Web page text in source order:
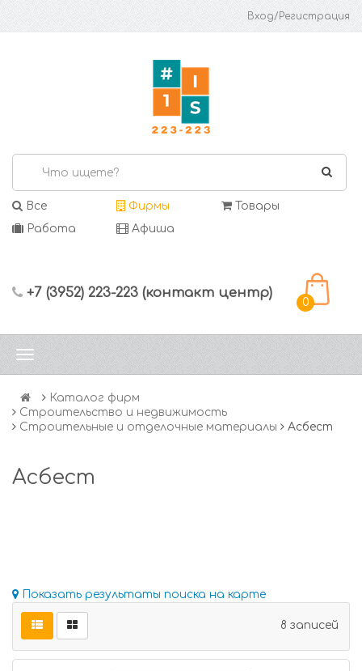
Вход/Регистрация
Все Фирмы
Товары
Работа
Афиша
+7 (3952) 223-223 (контакт центр)
0
Каталог фирм
Строительство и недвижимость
Строительные и отделочные материалы
Асбест
Асбест
Показать результаты поиска на карте
8 записей